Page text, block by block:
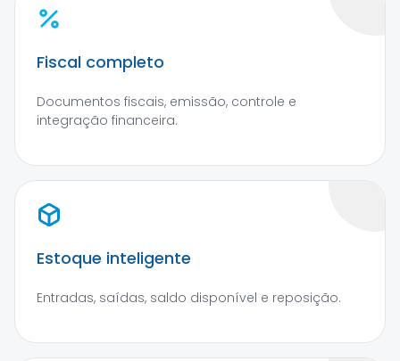
Fiscal completo
Documentos fiscais, emissão, controle e
integração financeira.
Estoque inteligente
Entradas, saídas, saldo disponível e reposição.